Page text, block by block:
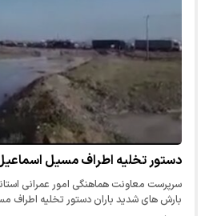
دستور تخلیه اطراف مسیل
سرپرست معاونت هماهنگی امور عمرانی
بارش های شدید باران دستور تخلیه اطراف